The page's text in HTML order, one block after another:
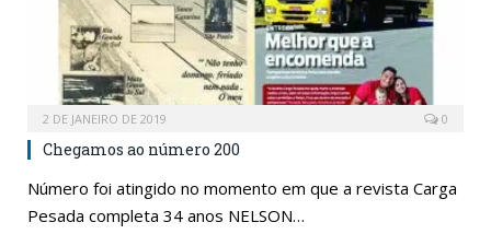
2 DE JANEIRO DE 2019 0
Chegamos ao número 200
Número foi atingido no momento em que a revista Carga
Pesada completa 34 anos NELSON…